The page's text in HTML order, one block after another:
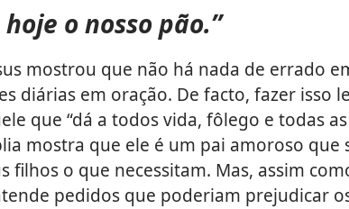
hoje o nosso pão.”
mostrou que não há nada de errado
diárias em oração. De facto, fazer isso
que “dá a todos vida, fôlego e todas as
mostra que ele é um pai amoroso que
filhos o que necessitam. Mas, assim
pedidos que poderiam prejudicar